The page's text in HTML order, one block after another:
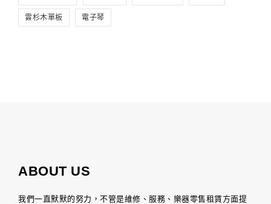
雲杉木單板 電子琴
ABOUT US
我們一直默默的努力，不管是維修、服務、樂器零售租賃方面提